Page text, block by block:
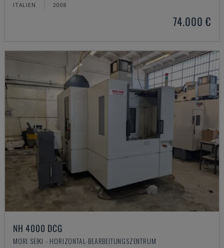
ITALIEN 2008
74.000 €
NH 4000 DCG
MORI SEIKI - HORIZONTAL-BEARBEITUNGSZENTRUM